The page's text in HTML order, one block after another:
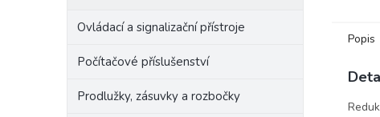
Ovládací a signalizační přístroje
Počítačové příslušenství
Prodlužky, zásuvky a rozbočky
Popis